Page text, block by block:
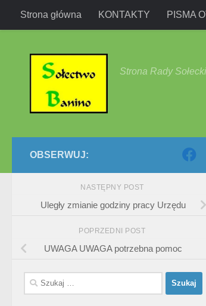
Przejdź do treści
Strona główna KONTAKTY PISMA
Strona Rady
OBSERWUJ:
NASTĘPNY POST
Uległy zmianie godziny pracy Urzędu
POPRZEDNI POST
UWAGA UWAGA potrzebna pomoc
Szukaj: